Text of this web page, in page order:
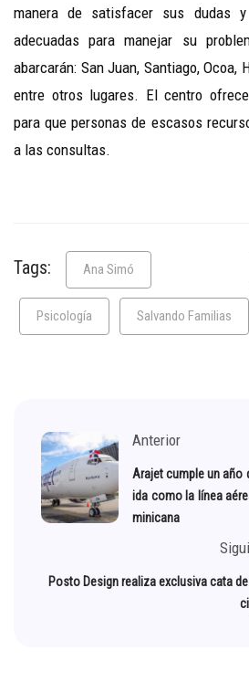
manera de satisfacer sus dudas y
adecuadas para manejar su
abarcarán: San Juan, Santiago, Ocoa,
entre otros lugares. El centro
para que personas de escasos
a las consultas.
Tags: Ana Simó
Psicología Salvando Familias
Anterior
Arajet cumple un año
ida como la línea
minicana
Posto Design realiza exclusiva cata